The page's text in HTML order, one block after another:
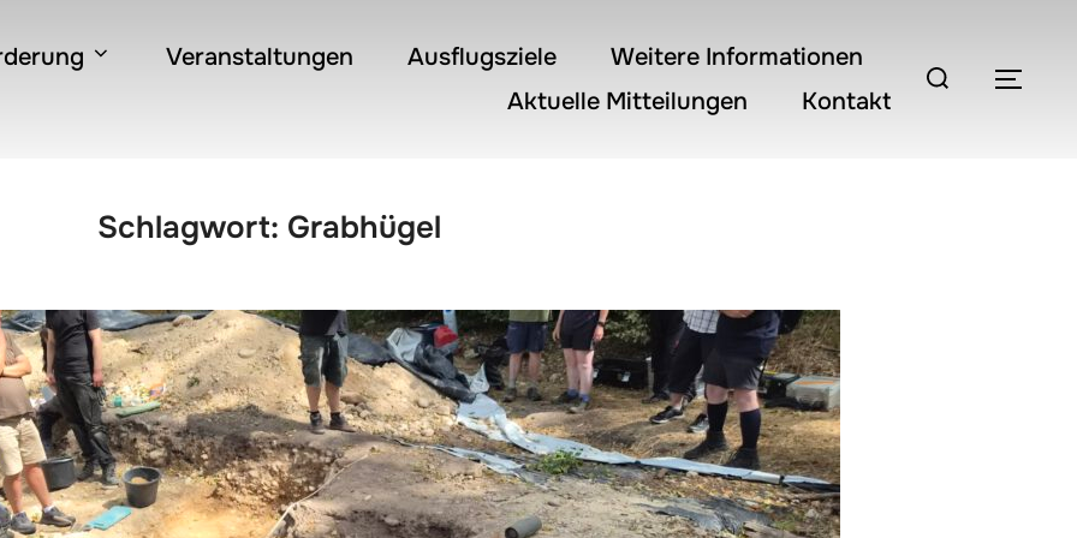
Veranstaltungen Ausflugsziele
Weitere Informationen
Aktuelle Mitteilungen
Kontakt
Suchen
Schlagwort: Grabhügel